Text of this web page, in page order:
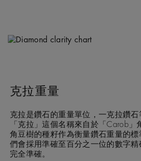
克拉重量
克拉是鑽石的重量單位，一克拉鑽石
「克拉」這個名稱來自於「Carob」
角豆樹的種籽作為衡量鑽石重量的
們會採用準確至百分之一位的數字
完全準確。